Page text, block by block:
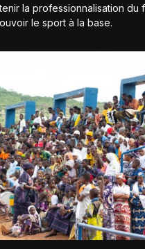
la professionnalisation du
le sport à la base.